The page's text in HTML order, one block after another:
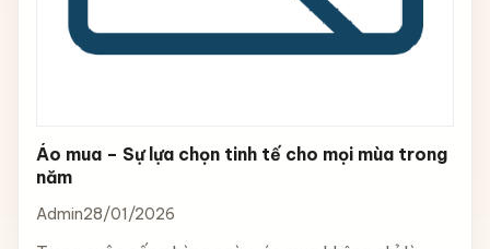
Áo mua – Sự lựa chọn tinh tế cho mọi mùa trong
năm
Admin28/01/2026